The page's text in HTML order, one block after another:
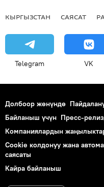
КЫРГЫЗСТАН САЯСАТ
Telegram VK
Долбоор жөнүндө
Байланыш үчүн Пресс-
Компаниялардын
Cookie колдонуу жана
саясаты
Кайра байланыш